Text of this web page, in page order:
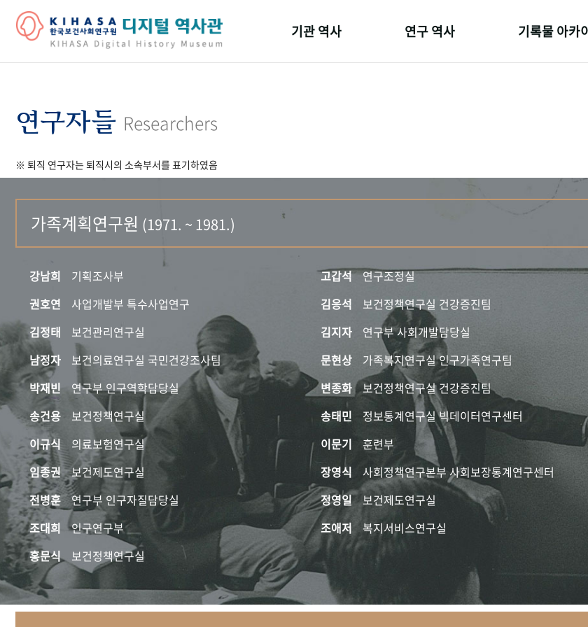
기관 역사 연구 역사 기록물 아카
연구자들 Researchers
※ 퇴직 연구자는 퇴직시의 소속부서를 표기하였음
가족계획연구원 (1971. ~ 1981.)
강남희 기획조사부 고갑석 연구조정실
권호연
사업개발부 특수사업연구 김응석 보건정책연구실 건강증진팀
김정태
보건관리연구실 김지자 연구부 사회개발담당실
남정자
보건의료연구실 국민건강조사팀 문현상 가족복지연구실 인구가족연구팀
박재빈
연구부 인구역학담당실 변종화 보건정책연구실 건강증진팀
송건용
보건정책연구실 송태민 정보통계연구실 빅데이터연구센터
이규식
의료보험연구실 이문기 훈련부
임종권
보건제도연구실 장영식 사회정책연구본부 사회보장통계연구센터
전병훈
연구부 인구자질담당실 정영일 보건제도연구실
조대희
인구연구부 조애저 복지서비스연구실
홍문식
보건정책연구실